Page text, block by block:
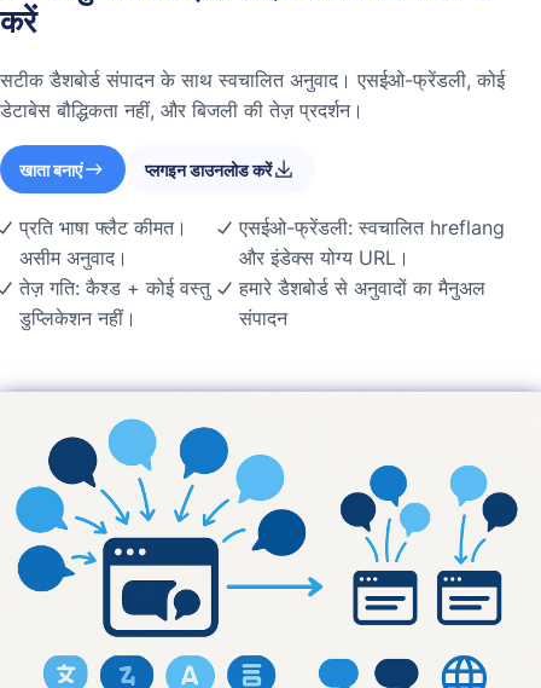
करें
सटीक डैशबोर्ड संपादन के साथ स्वचालित अनुवाद। एसईओ-फ्रेंडली, कोई
डेटाबेस बौद्धिकता नहीं, और बिजली की तेज़ प्रदर्शन।
खाता बनाएं प्लगइन डाउनलोड करें
प्रति भाषा फ्लैट कीमत।
असीम अनुवाद।
तेज़ गति: कैश्ड + कोई वस्तु
डुप्लिकेशन नहीं।
एसईओ-फ्रेंडली: स्वचालित hreflang
और इंडेक्स योग्य URL।
हमारे डैशबोर्ड से अनुवादों का मैनुअल
संपादन